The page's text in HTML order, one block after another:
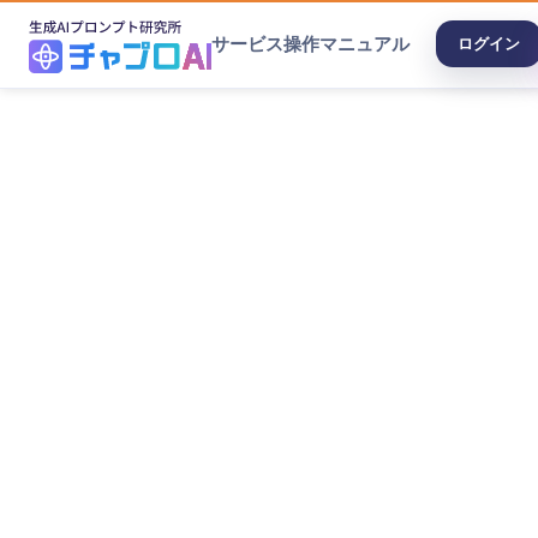
サービス操作マニュアル ログイン